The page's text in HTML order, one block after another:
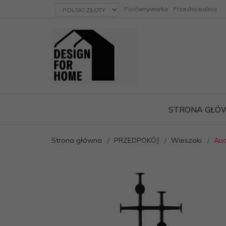
currency_h Porównywarka Przechowalnia
STRONA
Strona główna PRZEDPOKÓJ Wieszaki